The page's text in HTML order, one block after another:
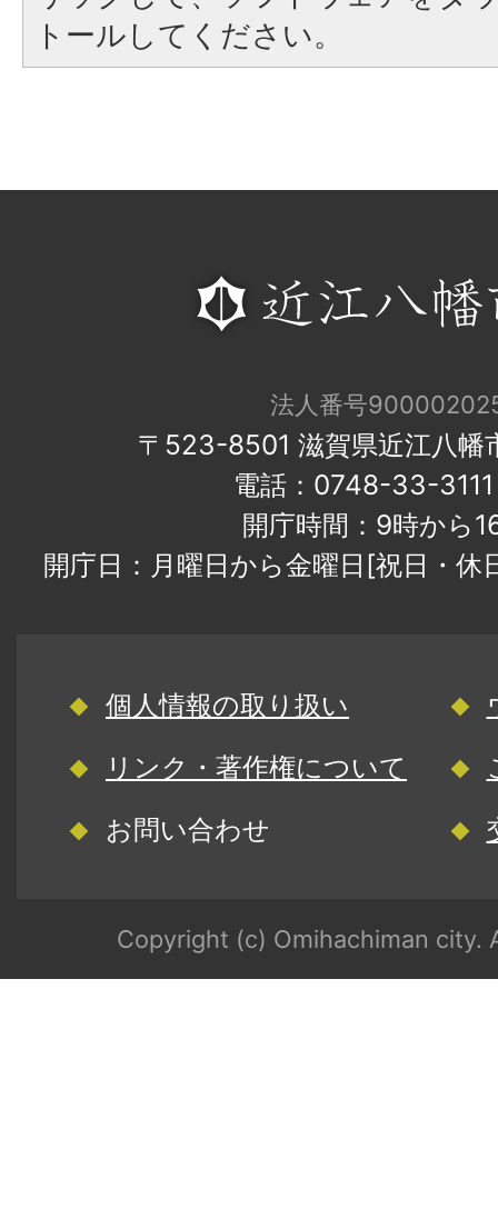
トールしてください。
法人番号
〒523-8501 滋賀県近江八幡
電話：0748-33-
開庁時間：9時から
開庁日：月曜日から金曜日[祝日・
個人情報の取り扱い
リンク・著作権について
お問い合わせ
Copyright (c) Omihachiman city.